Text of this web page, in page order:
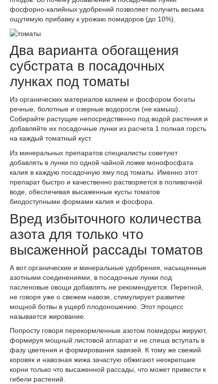
фосфорно-калийных удобрений позволяет получить весьма
ощутимую прибавку к урожаю помидоров (до 10%).
Два варианта обогащения
субстрата в посадочных
лунках под томаты
Из органических материалов калием и фосфором богаты
речные, болотные и озерные водоросли (не камыш).
Собирайте растущие непосредственно под водой растения и
добавляйте их посадочные лунки из расчета 1 полная горсть
на каждый томатный куст.
Из минеральных препаратов специалисты советуют
добавлять в лунки по одной чайной ложке монофосфата
калия в каждую посадочную яму под томаты. Именно этот
препарат быстро и качественно растворяется в поливочной
воде, обеспечивая высаженные кусты томатов
биодоступными формами калия и фосфора.
Вред избыточного количества
азота для только что
высаженной рассады томатов
А вот органические и минеральные удобрения, насыщенные
азотными соединениями, в посадочные лунки под
пасленовые овощи добавлять не рекомендуется. Перегной,
не говоря уже о свежем навозе, стимулирует развитие
мощной ботвы в ущерб плодоношению. Этот процесс
называется жирование.
Попросту говоря перекормленные азотом помидоры жируют,
формируя мощный листовой аппарат и не спеша вступать в
фазу цветения и формирования завязей. К тому же свежий
коровяк и навозная жижа зачастую обжигают неокрепшие
корни только что высаженной рассады, что может привести к
гибели растений.